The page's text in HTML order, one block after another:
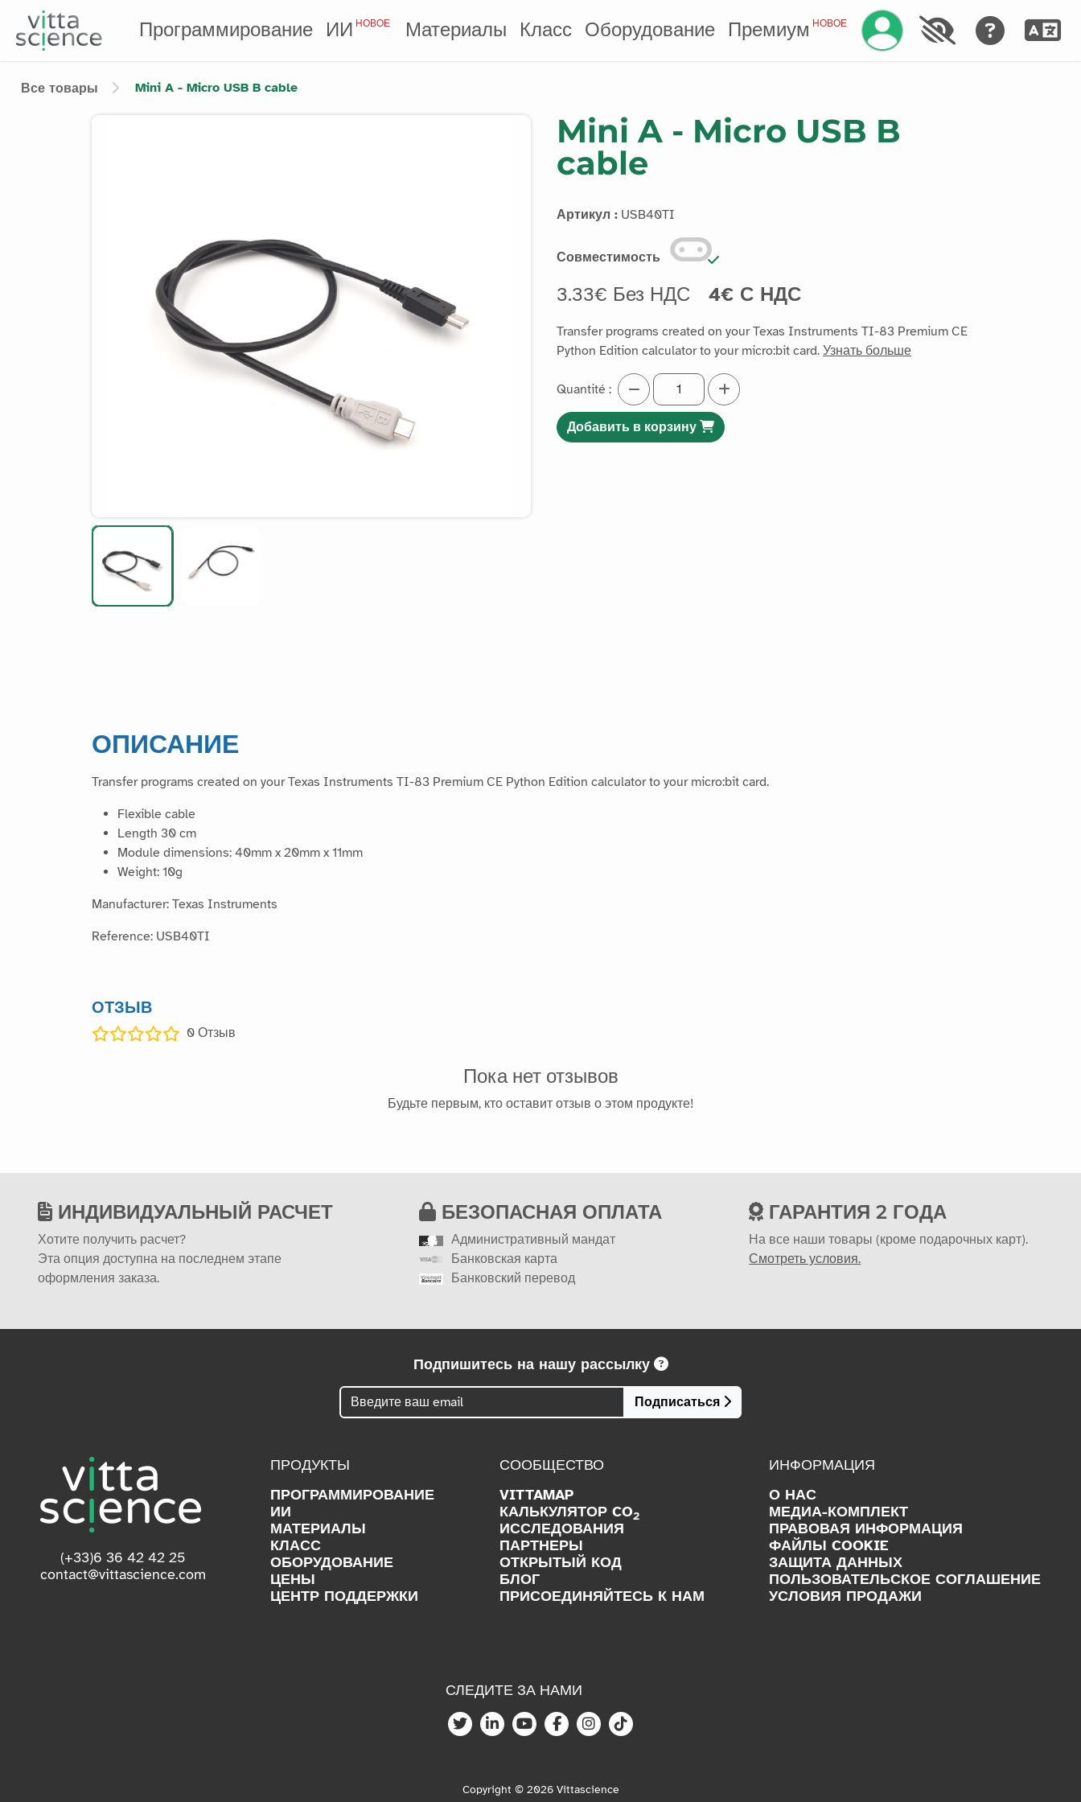
Программирование ИИНОВОЕ Материалы Класс Оборудование ПремиумНОВОЕ Управление аккаунтом
Все товары Mini A - Micro USB B cable
Mini A - Micro USB B
cable
Артикул : USB40TI
Совместимость
3.33€ Без НДС 4€ С НДС
Transfer programs created on your Texas Instruments TI-83 Premium CE
Python Edition calculator to your micro:bit card. Узнать больше
Quantité :
Добавить в корзину
ОПИСАНИЕ
Transfer programs created on your Texas Instruments TI-83 Premium CE Python Edition calculator to your micro:bit card.
Flexible cable
Length 30 cm
Module dimensions: 40mm x 20mm x 11mm
Weight: 10g
Manufacturer: Texas Instruments
Reference: USB40TI
ОТЗЫВ
0 Отзыв
Пока нет отзывов
Будьте первым, кто оставит отзыв о этом продукте!
ИНДИВИДУАЛЬНЫЙ РАСЧЕТ
Хотите получить расчет?
Эта опция доступна на последнем этапе
оформления заказа.
БЕЗОПАСНАЯ ОПЛАТА
Административный мандат
Банковская карта
Банковский перевод
ГАРАНТИЯ 2 ГОДА
На все наши товары (кроме подарочных карт).
Смотреть условия.
Подпишитесь на нашу рассылку
Подписаться
(+33)6 36 42 42 25
contact@vittascience.com
ПРОДУКТЫ
ПРОГРАММИРОВАНИЕ
ИИ
МАТЕРИАЛЫ
КЛАСС
ОБОРУДОВАНИЕ
ЦЕНЫ
ЦЕНТР ПОДДЕРЖКИ
СООБЩЕСТВО
VITTAMAP
КАЛЬКУЛЯТОР CO2
ИССЛЕДОВАНИЯ
ПАРТНЕРЫ
ОТКРЫТЫЙ КОД
БЛОГ
ПРИСОЕДИНЯЙТЕСЬ К НАМ
ИНФОРМАЦИЯ
О НАС
МЕДИА-КОМПЛЕКТ
ПРАВОВАЯ ИНФОРМАЦИЯ
ФАЙЛЫ COOKIE
ЗАЩИТА ДАННЫХ
ПОЛЬЗОВАТЕЛЬСКОЕ СОГЛАШЕНИЕ
УСЛОВИЯ ПРОДАЖИ
СЛЕДИТЕ ЗА НАМИ
Copyright © 2026 Vittascience